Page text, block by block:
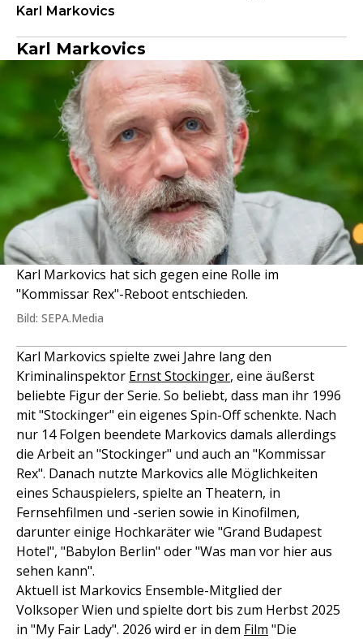
Karl Markovics
Karl Markovics
Karl Markovics hat sich gegen eine Rolle im
"Kommissar Rex"-Reboot entschieden.
Bild: SEPA.Media
Karl Markovics spielte zwei Jahre lang den
Kriminalinspektor Ernst Stockinger, eine äußerst
beliebte Figur der Serie. So beliebt, dass man ihr 1996
mit "Stockinger" ein eigenes Spin-Off schenkte. Nach
nur 14 Folgen beendete Markovics damals allerdings
die Arbeit an "Stockinger" und auch an "Kommissar
Rex". Danach nutzte Markovics alle Möglichkeiten
eines Schauspielers, spielte an Theatern, in
Fernsehfilmen und -serien sowie in Kinofilmen,
darunter einige Hochkaräter wie "Grand Budapest
Hotel", "Babylon Berlin" oder "Was man vor hier aus
sehen kann".
Aktuell ist Markovics Ensemble-Mitglied der
Volksoper Wien und spielte dort bis zum Herbst 2025
in "My Fair Lady". 2026 wird er in dem Film "Die